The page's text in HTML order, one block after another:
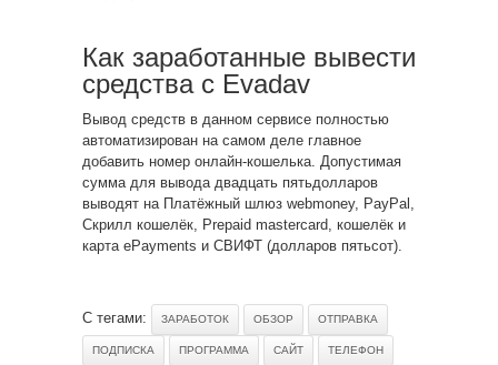
Как заработанные вывести
средства с Evadav
Вывод средств в данном сервисе полностью
автоматизирован на самом деле главное
добавить номер онлайн-кошелька. Допустимая
сумма для вывода двадцать пятьдолларов
выводят на Платёжный шлюз webmoney, PayPal,
Скрилл кошелёк, Prepaid mastercard, кошелёк и
карта ePayments и СВИФТ (долларов пятьсот).
С тегами: ЗАРАБОТОК ОБЗОР ОТПРАВКА
ПОДПИСКА ПРОГРАММА САЙТ ТЕЛЕФОН